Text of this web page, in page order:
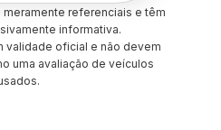
referenciais e têm
informativa.
validade oficial e não devem
uma avaliação de veículos